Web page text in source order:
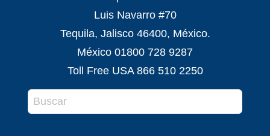
Luis Navarro #70
Tequila, Jalisco 46400, México.
México 01800 728 9287
Toll Free USA 866 510 2250